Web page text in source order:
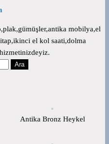
mobilya,el
el kol saati,dolma
Antika Bronz Heykel